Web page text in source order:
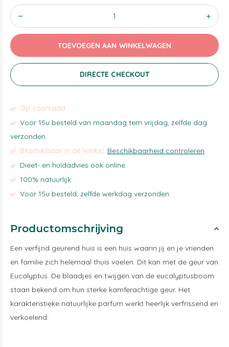
TOEVOEGEN AAN WINKELWAGEN
DIRECTE CHECKOUT
Op voorraad
Voor 15u besteld van maandag tem vrijdag, zelfde dag
verzonden.
Beschikbaar in de winkel: Beschikbaarheid controleren
Dieet- en huidadvies ook online.
100% natuurlijk
Voor 15u besteld, zelfde werkdag verzonden.
Productomschrijving
Een verfijnd geurend huis is een huis waarin jij en je vrienden
en familie zich helemaal thuis voelen. Dit kan met de geur van
Eucalyptus. De blaadjes en twijgen van de eucalyptusboom
staan bekend om hun sterke kamferachtige geur. Het
karakteristieke natuurlijke parfum werkt heerlijk verfrissend en
verkoelend.